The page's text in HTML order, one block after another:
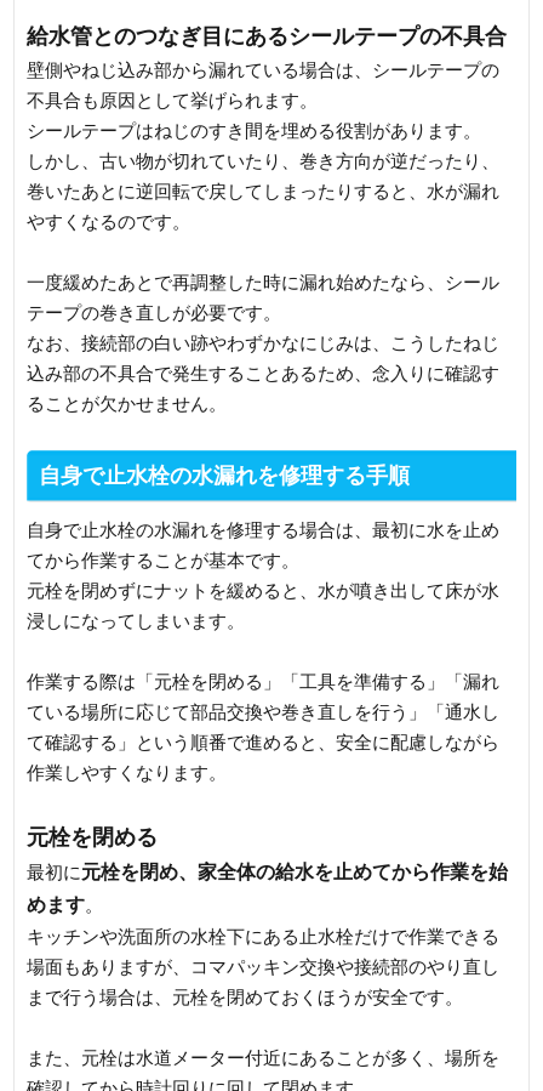
給水管とのつなぎ目にあるシールテープの不具合
壁側やねじ込み部から漏れている場合は、シールテープの
不具合も原因として挙げられます。
シールテープはねじのすき間を埋める役割があります。
しかし、古い物が切れていたり、巻き方向が逆だったり、
巻いたあとに逆回転で戻してしまったりすると、水が漏れ
やすくなるのです。
一度緩めたあとで再調整した時に漏れ始めたなら、シール
テープの巻き直しが必要です。
なお、接続部の白い跡やわずかなにじみは、こうしたねじ
込み部の不具合で発生することあるため、念入りに確認す
ることが欠かせません。
自身で止水栓の水漏れを修理する手順
自身で止水栓の水漏れを修理する場合は、最初に水を止め
てから作業することが基本です。
元栓を閉めずにナットを緩めると、水が噴き出して床が水
浸しになってしまいます。
作業する際は「元栓を閉める」「工具を準備する」「漏れ
ている場所に応じて部品交換や巻き直しを行う」「通水し
て確認する」という順番で進めると、安全に配慮しながら
作業しやすくなります。
元栓を閉める
最初に元栓を閉め、家全体の給水を止めてから作業を始
めます。
キッチンや洗面所の水栓下にある止水栓だけで作業できる
場面もありますが、コマパッキン交換や接続部のやり直し
まで行う場合は、元栓を閉めておくほうが安全です。
また、元栓は水道メーター付近にあることが多く、場所を